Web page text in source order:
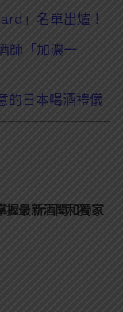
」名單出爐！
師「加濃一
的日本喝酒禮儀
握最新酒聞和獨家